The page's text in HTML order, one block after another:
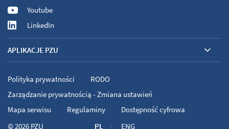
Youtube
LinkedIn
APLIKACJE PZU
PL ENG
Polityka prywatności
RODO
Zarządzanie prywatnością - Zmiana ustawień
Mapa serwisu
Regulaminy
Dostępność cyfrowa
© 2026 PZU